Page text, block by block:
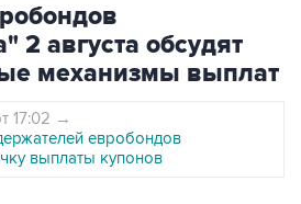
2 августа обсудят
механизмы выплат
17:02 →
евробондов
выплаты купонов